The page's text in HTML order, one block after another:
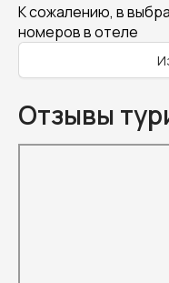
К сожалению, в
номеров в отеле
Отзывы